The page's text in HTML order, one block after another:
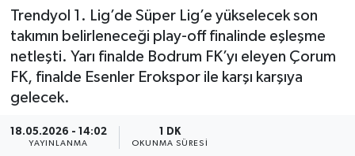
Trendyol 1. Lig’de Süper Lig’e yükselecek son
takımın belirleneceği play-off finalinde eşleşme
netleşti. Yarı finalde Bodrum FK’yı eleyen Çorum
FK, finalde Esenler Erokspor ile karşı karşıya
gelecek.
18.05.2026 - 14:02
YAYINLANMA
1 DK
OKUNMA SÜRESI